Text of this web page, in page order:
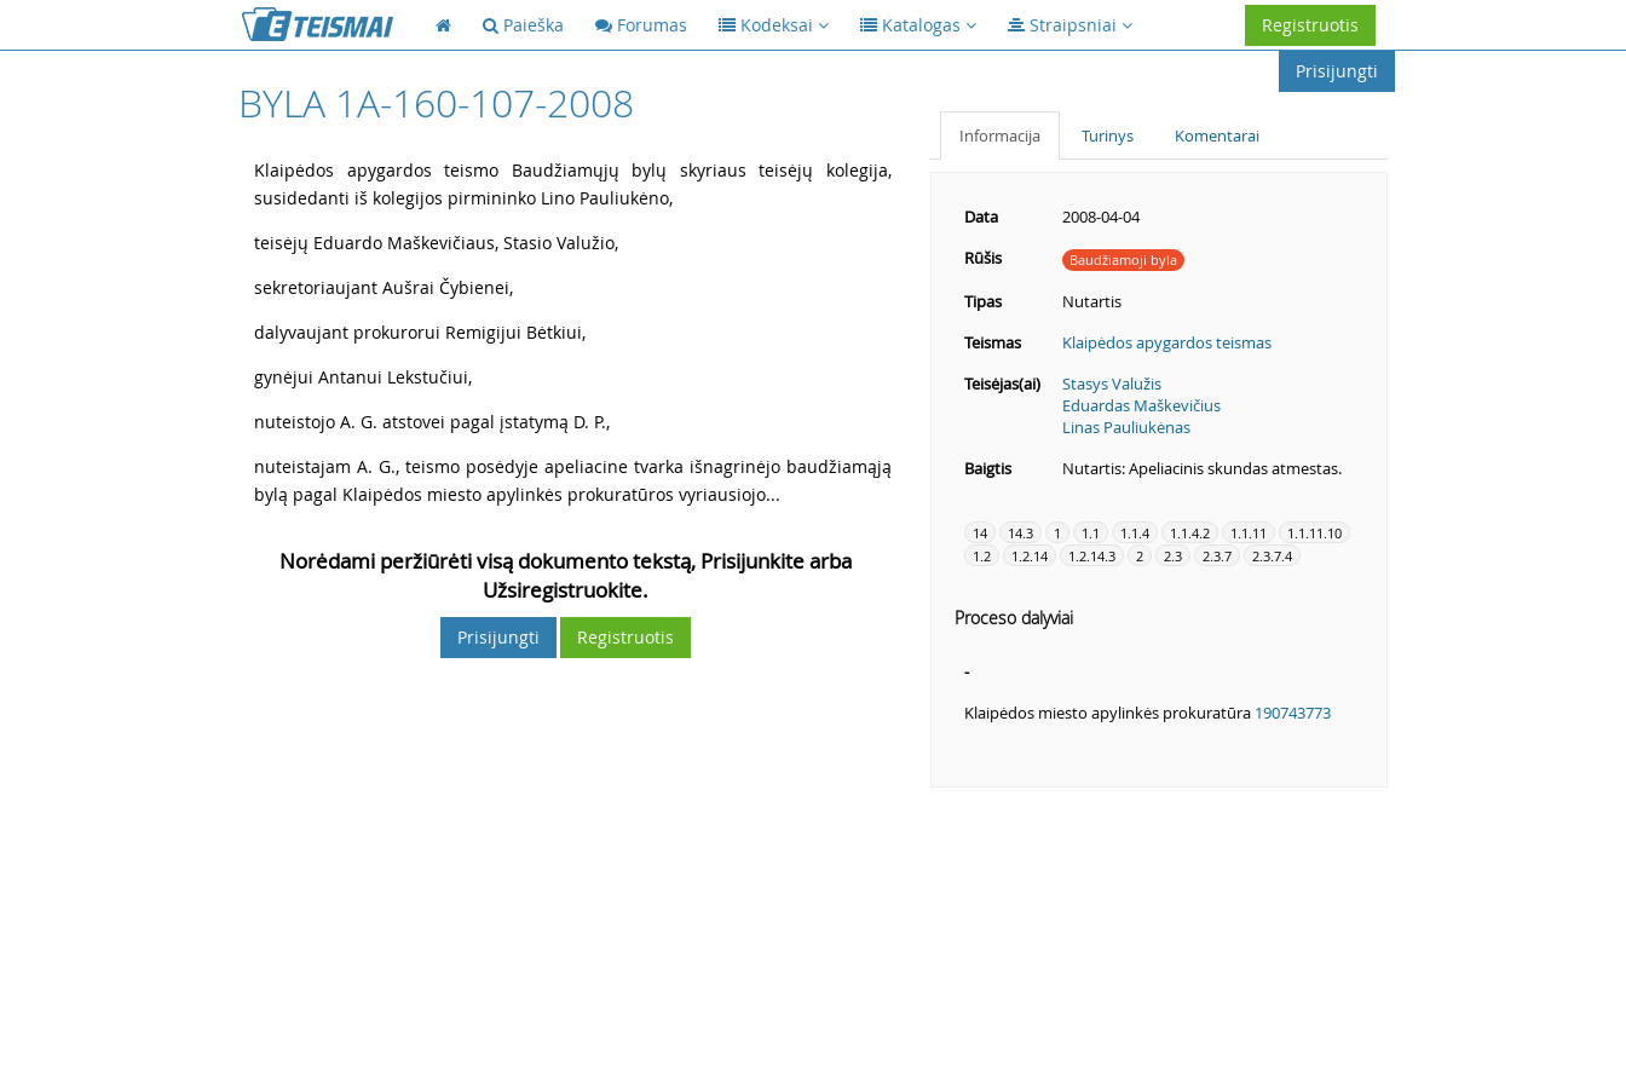
Paieška Forumas Kodeksai Katalogas Straipsniai
Registruotis
Prisijungti
BYLA 1A-160-107-2008
Klaipėdos apygardos teismo Baudžiamųjų bylų skyriaus teisėjų kolegija,
susidedanti iš kolegijos pirmininko Lino Pauliukėno,
teisėjų Eduardo Maškevičiaus, Stasio Valužio,
sekretoriaujant Aušrai Čybienei,
dalyvaujant prokurorui Remigijui Bėtkiui,
gynėjui Antanui Lekstučiui,
nuteistojo A. G. atstovei pagal įstatymą D. P.,
nuteistajam A. G., teismo posėdyje apeliacine tvarka išnagrinėjo baudžiamąją
bylą pagal Klaipėdos miesto apylinkės prokuratūros vyriausiojo...
Norėdami peržiūrėti visą dokumento tekstą, Prisijunkite arba
Užsiregistruokite.
Prisijungti Registruotis
Informacija Turinys Komentarai
Data
2008-04-04
Rūšis
Baudžiamoji byla
Tipas
Nutartis
Teismas
Klaipėdos apygardos teismas
Teisėjas(ai)
Stasys Valužis
Eduardas Maškevičius
Linas Pauliukėnas
Baigtis
Nutartis: Apeliacinis skundas atmestas.
14 14.3 1 1.1 1.1.4 1.1.4.2 1.1.11
1.1.11.10
1.2
1.2.14 1.2.14.3 2 2.3 2.3.7 2.3.7.4
Proceso dalyviai
-
Klaipėdos miesto apylinkės prokuratūra 190743773